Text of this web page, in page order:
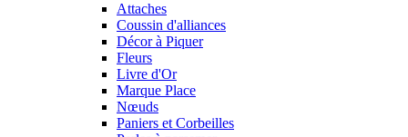
Attaches
Coussin d'alliances
Décor à Piquer
Fleurs
Livre d'Or
Marque Place
Nœuds
Paniers et Corbeilles